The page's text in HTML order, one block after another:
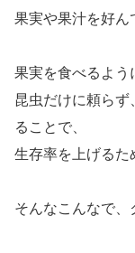
果実や果汁を好ん
果実を食べるよう
昆虫だけに頼らず
ることで、
生存率を上げるた
そんなこんなで、